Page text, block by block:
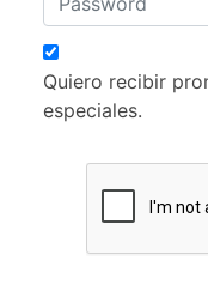
Quiero recibir
especiales.